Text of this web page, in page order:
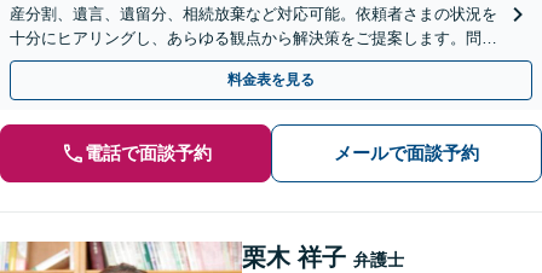
産分割、遺言、遺留分、相続放棄など対応可能。依頼者さまの状況を
十分にヒアリングし、あらゆる観点から解決策をご提案します。問題
が複雑化する前にご相談ください。【熊谷駅徒歩10分】
料金表を見る
電話で面談予約 メールで面談予約
栗木 祥子 弁護士